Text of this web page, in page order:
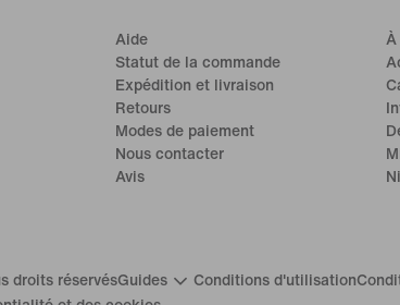
Aide
Statut de la commande
Expédition et livraison
Retours
Modes de paiement
Nous contacter
Avis
À
droits réservésGuides Conditions d'utilisation